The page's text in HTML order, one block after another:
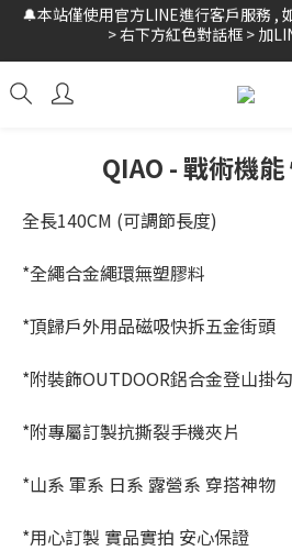
🚛全館 滿$999 超商免運 // 黑貓宅配
物金
🚛全館 滿$999 超商免運 // 黑貓宅配
物金
🔔本站僅使用官方LINE進行客戶服務 ,
> 右下方紅色對話框 > 加
物金
QIAO - 戰術機
全長140CM (可調節長度)
*全繩合金繩環無塑膠料
*頂歸戶外用品磁吸快拆五金街頭
*附裝飾OUTDOOR鋁合金登山掛勾
*附專屬訂製抗撕裂手機夾片
*山系 軍系 日系 露營系 穿搭神物
*用心訂製 實品實拍 安心保證